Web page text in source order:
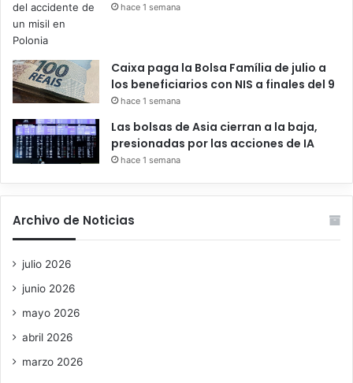
hace 1 semana
Caixa paga la Bolsa Família de julio a
los beneficiarios con NIS a finales del 9
hace 1 semana
Las bolsas de Asia cierran a la baja,
presionadas por las acciones de IA
hace 1 semana
Archivo de Noticias
julio 2026
junio 2026
mayo 2026
abril 2026
marzo 2026